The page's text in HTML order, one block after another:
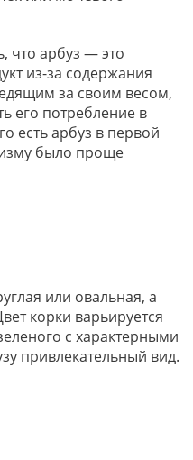
что арбуз — это
из-за содержания
за своим весом,
его потребление в
есть арбуз в первой
было проще
или овальная, а
корки варьируется
с характерными
привлекательный вид.